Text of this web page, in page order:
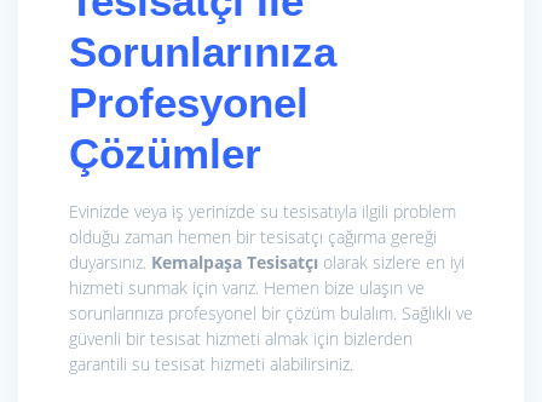
Sorunlarınıza
Profesyonel
Çözümler
Evinizde veya iş yerinizde su tesisatıyla ilgili problem
olduğu zaman hemen bir tesisatçı çağırma gereği
duyarsınız. Kemalpaşa Tesisatçı olarak sizlere en iyi
hizmeti sunmak için varız. Hemen bize ulaşın ve
sorunlarınıza profesyonel bir çözüm bulalım. Sağlıklı ve
güvenli bir tesisat hizmeti almak için bizlerden
garantili su tesisat hizmeti alabilirsiniz.